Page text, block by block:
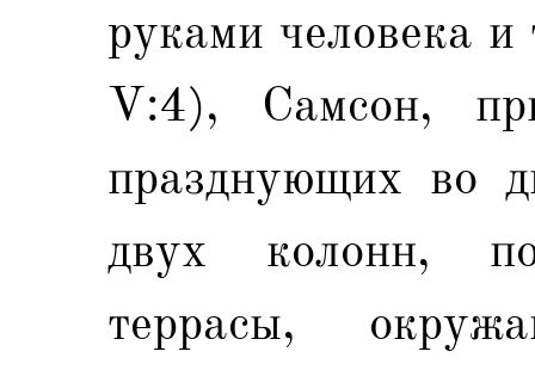
руками человека
V:4), Самсон,
празднующих во
двух колонн,
террасы,